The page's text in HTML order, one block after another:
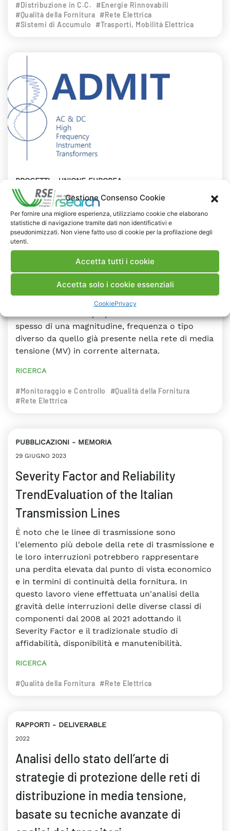
Gestione Consenso Cookie
Per fornire una migliore esperienza, utilizziamo cookie che elaborano
statistiche di navigazione tramite dati non identificativi e
pseudonimizzati. Non viene fatto uso di cookie per la profilazione degli
utenti.
Accetta tutti i cookie
Accetta solo i cookie essenziali
CookiePrivacy
#Distribuzione in C.C.
#Energie Rinnovabili
#Qualità della Fornitura #Rete Elettrica
#Sistemi di Accumulo
#Trasporti, Mobilità Elettrica
PROGETTI UNIONE EUROPEA
2023
ADMIT - Characterisation of AC and
DC MV instrument transformers in
extended frequency range up to 150
kHz
L'incremento dell'uso di energia rinnovabile ha
posto tensioni sulle reti elettriche. Fonti solari,
spesso di una magnitudine, frequenza o tipo
diverso da quello già presente nella rete di media
tensione (MV) in corrente alternata.
RICERCA
#Monitoraggio e Controllo
#Qualità della Fornitura
#Rete Elettrica
PUBBLICAZIONI MEMORIA
29 GIUGNO 2023
Severity Factor and Reliability
TrendEvaluation of the Italian
Transmission Lines
È noto che le linee di trasmissione sono
l'elemento più debole della rete di trasmissione e
le loro interruzioni potrebbero rappresentare
una perdita elevata dal punto di vista economico
e in termini di continuità della fornitura. In
questo lavoro viene effettuata un'analisi della
gravità delle interruzioni delle diverse classi di
componenti dal 2008 al 2021 adottando il
Severity Factor e il tradizionale studio di
affidabilità, disponibilità e manutenibilità.
RICERCA
#Qualità della Fornitura #Rete Elettrica
RAPPORTI DELIVERABLE
2022
Analisi dello stato dell’arte di
strategie di protezione delle reti di
distribuzione in media tensione,
basate su tecniche avanzate di